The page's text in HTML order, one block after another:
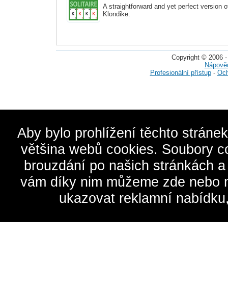
A straightforward and yet perfect version
Klondike.
Copyright © 2006
Profesionální přístup-
Aby bylo prohlížení těchto
většina webů cookies. Soubory
brouzdání po našich stránkách
vám díky nim můžeme zde
ukazovat reklamní